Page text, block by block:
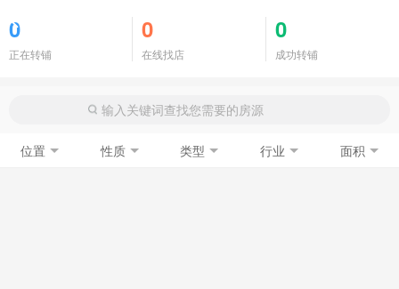
0
正在转铺
0
在线找店
0
成功转铺
位置 性质 类型 行业 面积